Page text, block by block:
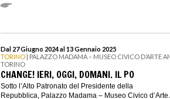
Dal 27 Giugno 2024 al 13 Gennaio 2025
TORINO | PALAZZO MADAMA – MUSEO CIVICO D’ARTE
TORINO
CHANGE! IERI, OGGI, DOMANI. IL PO
Sotto l’Alto Patronato del Presidente della
Repubblica, Palazzo Madama – Museo Civico d’Arte